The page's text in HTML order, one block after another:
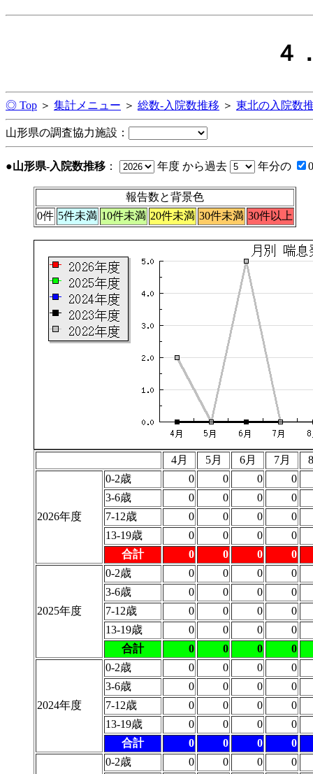
４
◎ Top ＞ 集計メニュー ＞ 総数-入院数推移 ＞ 東北の入院数
山形県の調査協力施設：
●山形県-入院数推移 ： 年度 から過去 年分の
報告数と背景色
0件 5件未満 10件未満 20件未満 30件未満 30件以上
4月 5月 6月 7月
2026年度
0-2歳 0 0 0
0
3-6歳
0 0 0
0
7-12歳
0 0 0
0
13-19歳
0 0 0
0
合計
0 0 0 0
2025年度
0-2歳 0 0 0
0
3-6歳
0 0 0
0
7-12歳
0 0 0
0
13-19歳
0 0 0
0
合計
0 0 0 0
2024年度
0-2歳 0 0 0
0
3-6歳
0 0 0
0
7-12歳
0 0 0
0
13-19歳
0 0 0
0
合計
0 0 0 0
0-2歳 0 0 0
0